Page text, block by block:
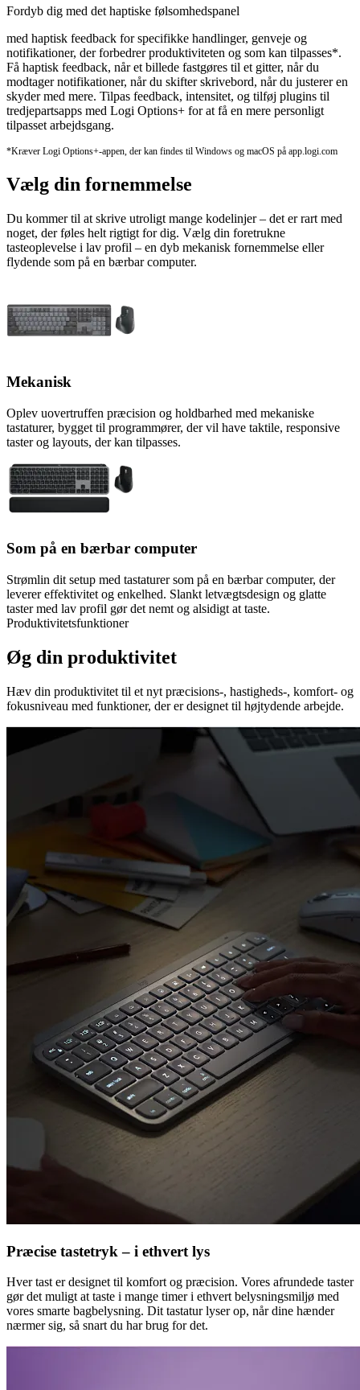
Fordyb dig med det haptiske følsomhedspanel
med haptisk feedback for specifikke handlinger, genveje og
notifikationer, der forbedrer produktiviteten og som kan tilpasses*.
Få haptisk feedback, når et billede fastgøres til et gitter, når du
modtager notifikationer, når du skifter skrivebord, når du justerer en
skyder med mere. Tilpas feedback, intensitet, og tilføj plugins til
tredjepartsapps med Logi Options+ for at få en mere personligt
tilpasset arbejdsgang.
*Kræver Logi Options+-appen, der kan findes til Windows og macOS på app.logi.com
Vælg din fornemmelse
Du kommer til at skrive utroligt mange kodelinjer – det er rart med
noget, der føles helt rigtigt for dig. Vælg din foretrukne
tasteoplevelse i lav profil – en dyb mekanisk fornemmelse eller
flydende som på en bærbar computer.
Mekanisk
Oplev uovertruffen præcision og holdbarhed med mekaniske
tastaturer, bygget til programmører, der vil have taktile, responsive
taster og layouts, der kan tilpasses.
Som på en bærbar computer
Strømlin dit setup med tastaturer som på en bærbar computer, der
leverer effektivitet og enkelhed. Slankt letvægtsdesign og glatte
taster med lav profil gør det nemt og alsidigt at taste.
Produktivitetsfunktioner
Øg din produktivitet
Hæv din produktivitet til et nyt præcisions-, hastigheds-, komfort- og
fokusniveau med funktioner, der er designet til højtydende arbejde.
Præcise tastetryk – i ethvert lys
Hver tast er designet til komfort og præcision. Vores afrundede taster
gør det muligt at taste i mange timer i ethvert belysningsmiljø med
vores smarte bagbelysning. Dit tastatur lyser op, når dine hænder
nærmer sig, så snart du har brug for det.